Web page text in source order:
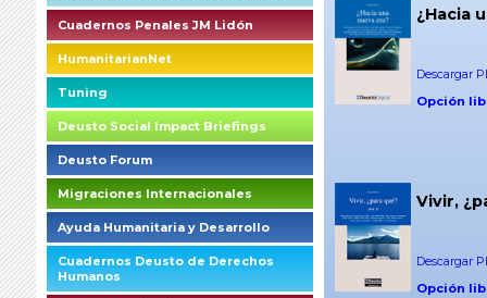
Cuadernos Penales JM Lidón
HumanitarianNet
Tuning
Deusto Social Impact Briefings
Deusto Forum
Migraciones Internacionales
Ayuda Humanitaria y Desarrollo
Cuadernos Deusto de Derechos
Humanos
¿Hacia
Descargar
Opción
Vivir,
Descargar
Opción